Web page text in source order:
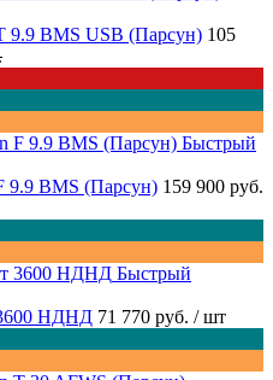
9.9 BMS USB (Парсун) 105
Быстрый
9.9 BMS (Парсун) 159 900 руб.
Быстрый
НДНД 71 770 руб. / шт